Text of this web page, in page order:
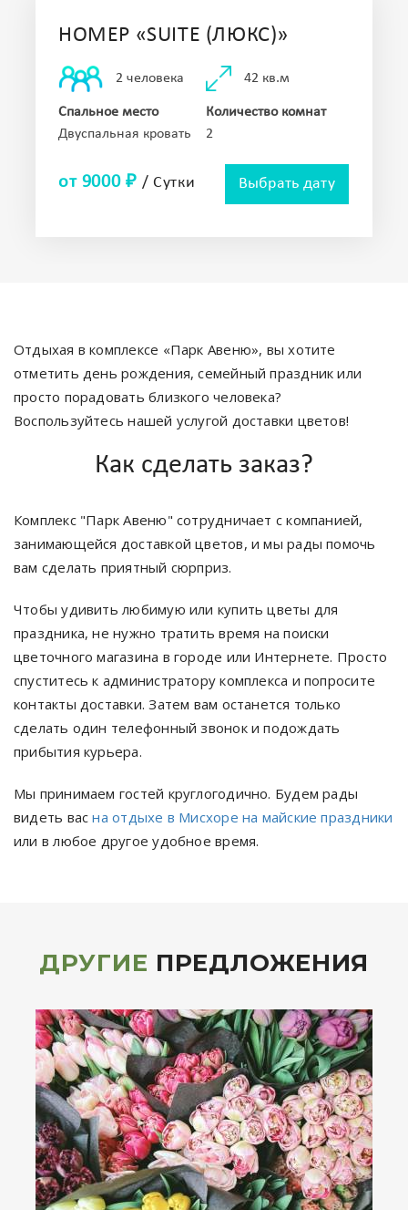
НОМЕР «SUITE (ЛЮКС)»
2 человека 42 кв.м
Спальное место
Двуспальная кровать
Количество комнат
2
от 9000 ₽ / Сутки Выбрать дату
Отдыхая в комплексе «Парк Авеню», вы хотите
отметить день рождения, семейный праздник или
просто порадовать близкого человека?
Воспользуйтесь нашей услугой доставки цветов!
Как сделать заказ?
Комплекс "Парк Авеню" сотрудничает с компанией,
занимающейся доставкой цветов, и мы рады помочь
вам сделать приятный сюрприз.
Чтобы удивить любимую или купить цветы для
праздника, не нужно тратить время на поиски
цветочного магазина в городе или Интернете. Просто
спуститесь к администратору комплекса и попросите
контакты доставки. Затем вам останется только
сделать один телефонный звонок и подождать
прибытия курьера.
Мы принимаем гостей круглогодично. Будем рады
видеть васна отдыхе в Мисхоре на майские праздники
или в любое другое удобное время.
ДРУГИЕ ПРЕДЛОЖЕНИЯ